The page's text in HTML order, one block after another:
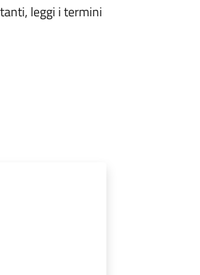
leggi i termini